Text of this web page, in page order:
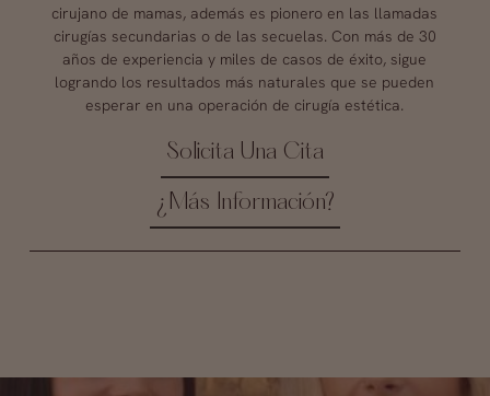
cirujano de mamas, además es pionero en las llamadas
cirugías secundarias o de las secuelas. Con más de 30
años de experiencia y miles de casos de éxito, sigue
logrando los resultados más naturales que se pueden
esperar en una operación de cirugía estética.
Solicita Una Cita
¿Más Información?